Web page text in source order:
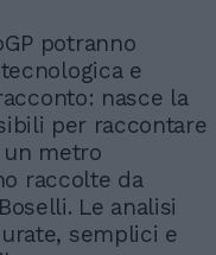
potranno
e
nasce la
per raccontare
un metro
raccolte da
Le analisi
semplici e